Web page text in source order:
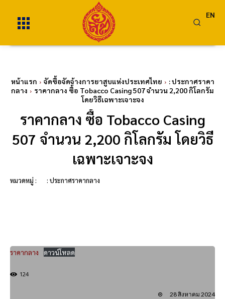
EN
หน้าแรก จัดซื้อจัดจ้างการยาสูบแห่งประเทศไทย
: ประกาศราคา
กลาง
ราคากลาง ซื้อ Tobacco Casing 507 จำนวน 2,200 กิโลกรัม
โดยวิธีเฉพาะเจาะจง
ราคากลาง ซื้อ Tobacco Casing
507 จำนวน 2,200 กิโลกรัม โดยวิธี
เฉพาะเจาะจง
หมวดหมู่ : : ประกาศราคากลาง
ราคากลาง ดาวน์โหลด
124
28 สิงหาคม 2024